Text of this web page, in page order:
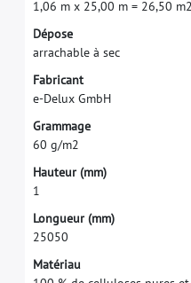
1,06 m x 25,00 m = 26,50 m2
Dépose
arrachable à sec
Fabricant
e-Delux GmbH
Grammage
60 g/m2
Hauteur (mm)
1
Longueur (mm)
25050
Matériau